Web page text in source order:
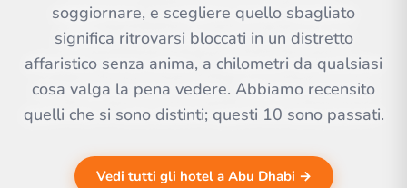
soggiornare, e scegliere quello sbagliato
significa ritrovarsi bloccati in un distretto
affaristico senza anima, a chilometri da qualsiasi
cosa valga la pena vedere. Abbiamo recensito
quelli che si sono distinti; questi 10 sono passati.
Vedi tutti gli hotel a Abu Dhabi →